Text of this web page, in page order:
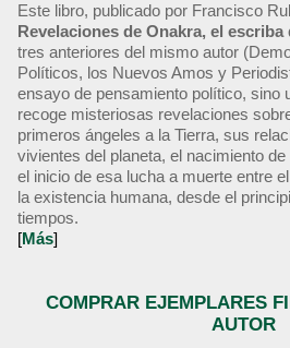
Este libro, publicado por Francisco
Revelaciones de Onakra, el escriba
tres anteriores del mismo autor
Políticos, los Nuevos Amos y
ensayo de pensamiento político, sino
recoge misteriosas revelaciones
primeros ángeles a la Tierra, sus
vivientes del planeta, el nacimiento
el inicio de esa lucha a muerte entre
la existencia humana, desde el
tiempos.
[Más]
COMPRAR EJEMPLARES
AUTOR